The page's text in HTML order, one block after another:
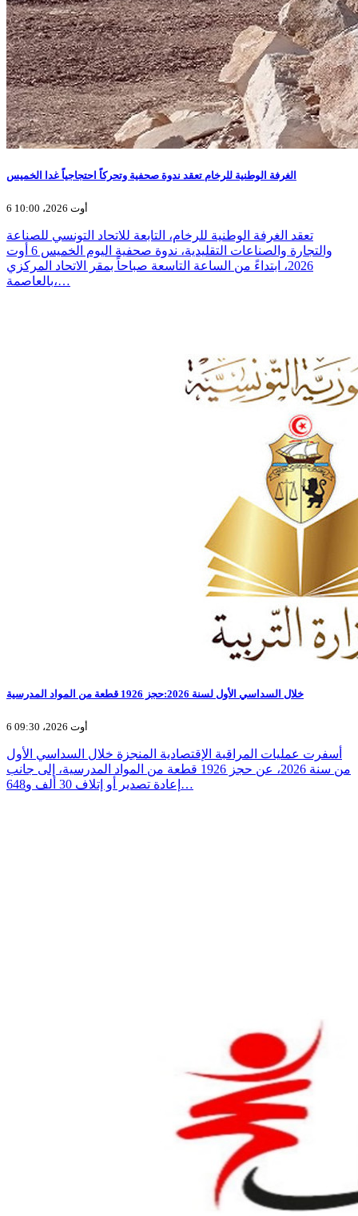
الغرفة الوطنية للرخام تعقد ندوة صحفية وتحركاً احتجاجياً غدا الخميس
6 أوت 2026، 10:00
تعقد الغرفة الوطنية للرخام، التابعة للاتحاد التونسي للصناعة
والتجارة والصناعات التقليدية، ندوة صحفية اليوم الخميس 6 أوت
2026، ابتداءً من الساعة التاسعة صباحاً بمقر الاتحاد المركزي
بالعاصمة،…
خلال السداسي الأول لسنة 2026:حجز 1926 قطعة من المواد المدرسية
6 أوت 2026، 09:30
أسفرت عمليات المراقبة الإقتصادية المنجزة خلال السداسي الأول
من سنة 2026، عن حجز 1926 قطعة من المواد المدرسية، إلى جانب
إعادة تصدير أو إتلاف 30 ألف و648…